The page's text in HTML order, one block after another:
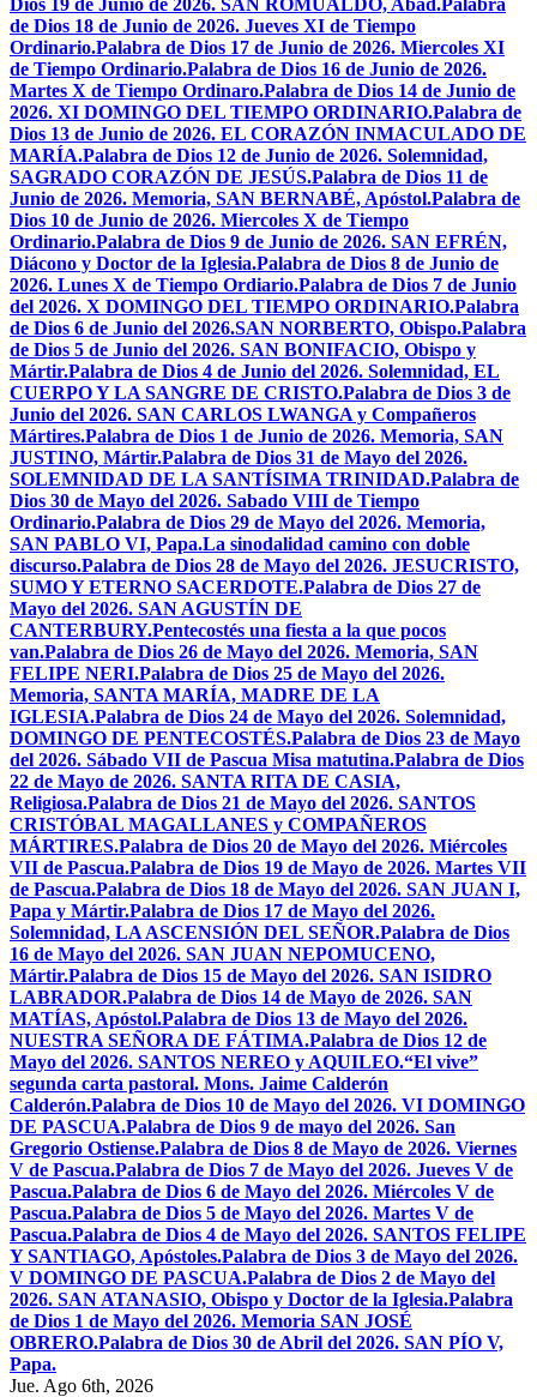
Dios 19 de Junio de 2026. SAN ROMUALDO, Abad.Palabra
de Dios 18 de Junio de 2026. Jueves XI de Tiempo
Ordinario.Palabra de Dios 17 de Junio de 2026. Miercoles XI
de Tiempo Ordinario.Palabra de Dios 16 de Junio de 2026.
Martes X de Tiempo Ordinaro.Palabra de Dios 14 de Junio de
2026. XI DOMINGO DEL TIEMPO ORDINARIO.Palabra de
Dios 13 de Junio de 2026. EL CORAZÓN INMACULADO DE
MARÍA.Palabra de Dios 12 de Junio de 2026. Solemnidad,
SAGRADO CORAZÓN DE JESÚS.Palabra de Dios 11 de
Junio de 2026. Memoria, SAN BERNABÉ, Apóstol.Palabra de
Dios 10 de Junio de 2026. Miercoles X de Tiempo
Ordinario.Palabra de Dios 9 de Junio de 2026. SAN EFRÉN,
Diácono y Doctor de la Iglesia.Palabra de Dios 8 de Junio de
2026. Lunes X de Tiempo Ordiario.Palabra de Dios 7 de Junio
del 2026. X DOMINGO DEL TIEMPO ORDINARIO.Palabra
de Dios 6 de Junio del 2026.SAN NORBERTO, Obispo.Palabra
de Dios 5 de Junio del 2026. SAN BONIFACIO, Obispo y
Mártir.Palabra de Dios 4 de Junio del 2026. Solemnidad, EL
CUERPO Y LA SANGRE DE CRISTO.Palabra de Dios 3 de
Junio del 2026. SAN CARLOS LWANGA y Compañeros
Mártires.Palabra de Dios 1 de Junio de 2026. Memoria, SAN
JUSTINO, Mártir.Palabra de Dios 31 de Mayo del 2026.
SOLEMNIDAD DE LA SANTÍSIMA TRINIDAD.Palabra de
Dios 30 de Mayo del 2026. Sabado VIII de Tiempo
Ordinario.Palabra de Dios 29 de Mayo del 2026. Memoria,
SAN PABLO VI, Papa.La sinodalidad camino con doble
discurso.Palabra de Dios 28 de Mayo del 2026. JESUCRISTO,
SUMO Y ETERNO SACERDOTE.Palabra de Dios 27 de
Mayo del 2026. SAN AGUSTÍN DE
CANTERBURY.Pentecostés una fiesta a la que pocos
van.Palabra de Dios 26 de Mayo del 2026. Memoria, SAN
FELIPE NERI.Palabra de Dios 25 de Mayo del 2026.
Memoria, SANTA MARÍA, MADRE DE LA
IGLESIA.Palabra de Dios 24 de Mayo del 2026. Solemnidad,
DOMINGO DE PENTECOSTÉS.Palabra de Dios 23 de Mayo
del 2026. Sábado VII de Pascua Misa matutina.Palabra de Dios
22 de Mayo de 2026. SANTA RITA DE CASIA,
Religiosa.Palabra de Dios 21 de Mayo del 2026. SANTOS
CRISTÓBAL MAGALLANES y COMPAÑEROS
MÁRTIRES.Palabra de Dios 20 de Mayo del 2026. Miércoles
VII de Pascua.Palabra de Dios 19 de Mayo de 2026. Martes VII
de Pascua.Palabra de Dios 18 de Mayo del 2026. SAN JUAN I,
Papa y Mártir.Palabra de Dios 17 de Mayo del 2026.
Solemnidad, LA ASCENSIÓN DEL SEÑOR.Palabra de Dios
16 de Mayo del 2026. SAN JUAN NEPOMUCENO,
Mártir.Palabra de Dios 15 de Mayo del 2026. SAN ISIDRO
LABRADOR.Palabra de Dios 14 de Mayo de 2026. SAN
MATÍAS, Apóstol.Palabra de Dios 13 de Mayo del 2026.
NUESTRA SEÑORA DE FÁTIMA.Palabra de Dios 12 de
Mayo del 2026. SANTOS NEREO y AQUILEO.“El vive”
segunda carta pastoral. Mons. Jaime Calderón
Calderón.Palabra de Dios 10 de Mayo del 2026. VI DOMINGO
DE PASCUA.Palabra de Dios 9 de mayo del 2026. San
Gregorio Ostiense.Palabra de Dios 8 de Mayo de 2026. Viernes
V de Pascua.Palabra de Dios 7 de Mayo del 2026. Jueves V de
Pascua.Palabra de Dios 6 de Mayo del 2026. Miércoles V de
Pascua.Palabra de Dios 5 de Mayo del 2026. Martes V de
Pascua.Palabra de Dios 4 de Mayo del 2026. SANTOS FELIPE
Y SANTIAGO, Apóstoles.Palabra de Dios 3 de Mayo del 2026.
V DOMINGO DE PASCUA.Palabra de Dios 2 de Mayo del
2026. SAN ATANASIO, Obispo y Doctor de la Iglesia.Palabra
de Dios 1 de Mayo del 2026. Memoria SAN JOSÉ
OBRERO.Palabra de Dios 30 de Abril del 2026. SAN PÍO V,
Papa.
Jue. Ago 6th, 2026